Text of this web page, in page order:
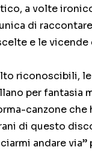
a volte
di
e le vicende
riconoscibili,
per fantasia
canzone che
di questo
andare via”